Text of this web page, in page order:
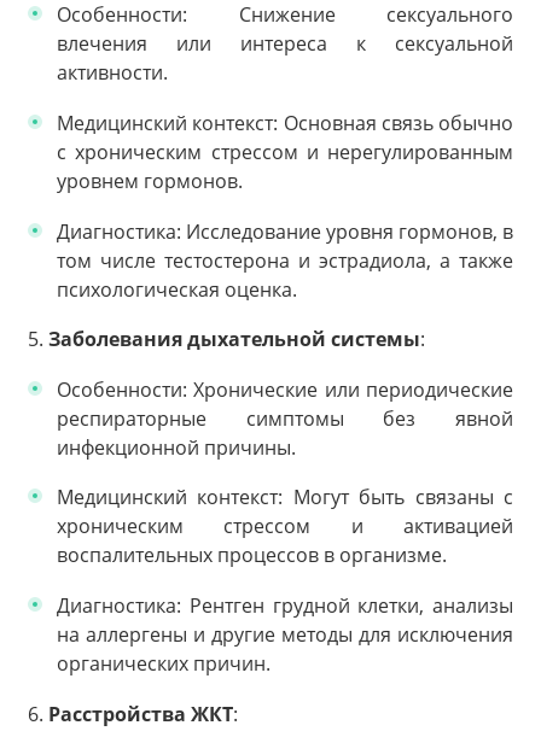
Особенности: Снижение сексуального
влечения или интереса к сексуальной
активности.
Медицинский контекст: Основная связь обычно
с хроническим стрессом и нерегулированным
уровнем гормонов.
Диагностика: Исследование уровня гормонов, в
том числе тестостерона и эстрадиола, а также
психологическая оценка.
5. Заболевания дыхательной системы:
Особенности: Хронические или периодические
респираторные симптомы без явной
инфекционной причины.
Медицинский контекст: Могут быть связаны с
хроническим стрессом и активацией
воспалительных процессов в организме.
Диагностика: Рентген грудной клетки, анализы
на аллергены и другие методы для исключения
органических причин.
6. Расстройства ЖКТ: